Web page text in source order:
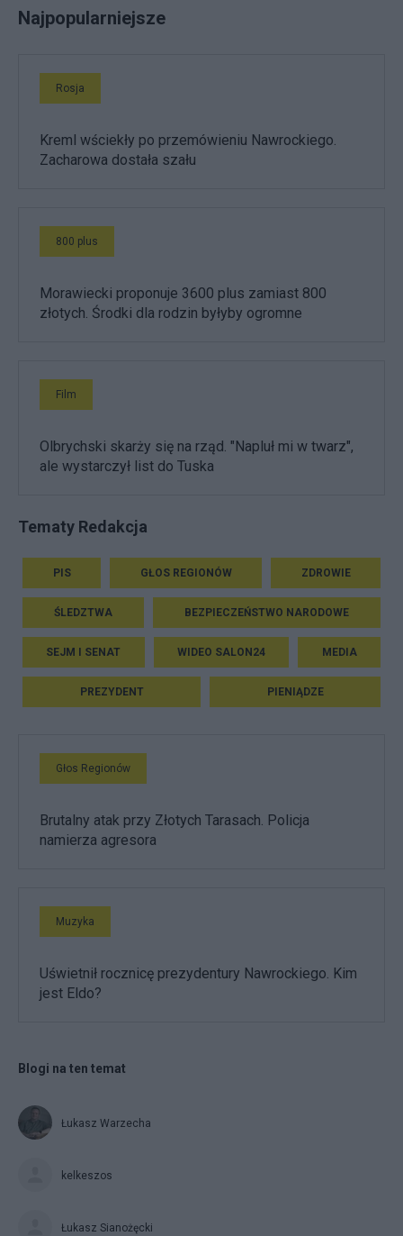
Najpopularniejsze
Rosja
Kreml wściekły po przemówieniu Nawrockiego.
Zacharowa dostała szału
800 plus
Morawiecki proponuje 3600 plus zamiast 800
złotych. Środki dla rodzin byłyby ogromne
Film
Olbrychski skarży się na rząd. "Napluł mi w twarz",
ale wystarczył list do Tuska
Tematy Redakcja
PIS GŁOS REGIONÓW ZDROWIE
ŚLEDZTWA BEZPIECZEŃSTWO NARODOWE
SEJM I SENAT WIDEO SALON24 MEDIA
PREZYDENT PIENIĄDZE
Głos Regionów
Brutalny atak przy Złotych Tarasach. Policja
namierza agresora
Muzyka
Uświetnił rocznicę prezydentury Nawrockiego. Kim
jest Eldo?
Blogi na ten temat
Łukasz Warzecha
kelkeszos
Łukasz Sianożęcki